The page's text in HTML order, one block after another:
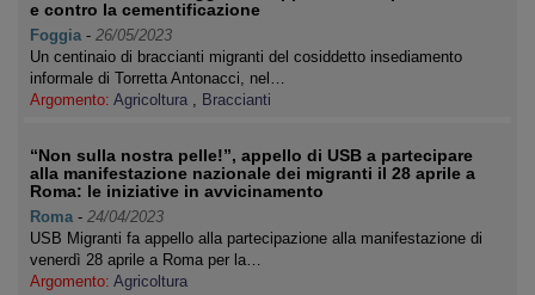
e contro la cementificazione
Foggia - 26/05/2023
Un centinaio di braccianti migranti del cosiddetto insediamento
informale di Torretta Antonacci, nel…
Argomento: Agricoltura , Braccianti
“Non sulla nostra pelle!”, appello di USB a partecipare
alla manifestazione nazionale dei migranti il 28 aprile a
Roma: le iniziative in avvicinamento
Roma - 24/04/2023
USB Migranti fa appello alla partecipazione alla manifestazione di
venerdì 28 aprile a Roma per la…
Argomento: Agricoltura